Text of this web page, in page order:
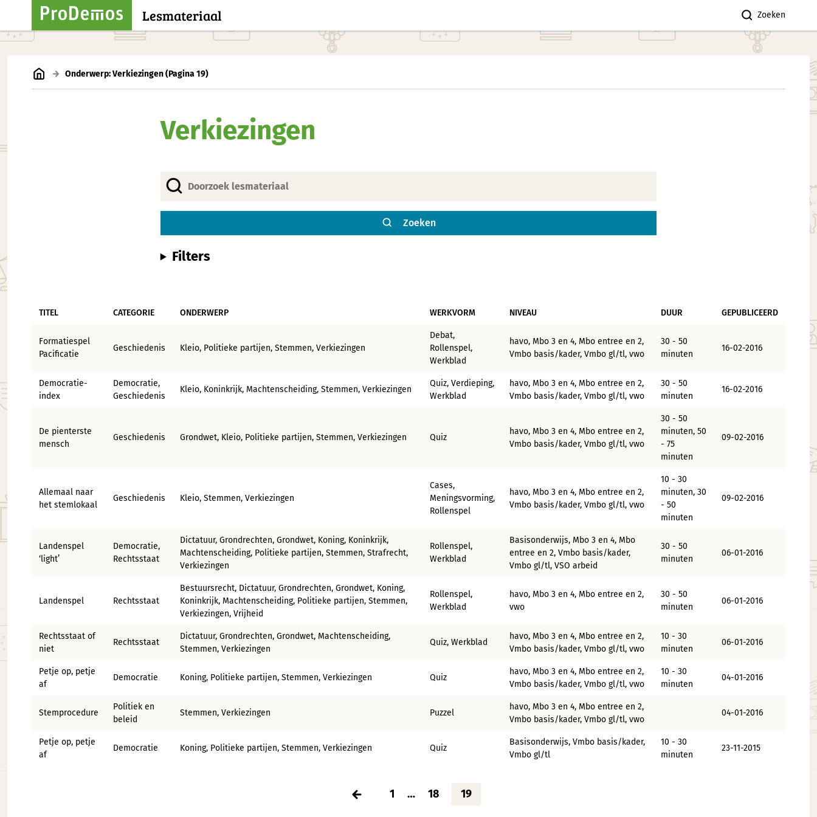
Lesmateriaal Zoeken
Onderwerp: Verkiezingen(Pagina 19)
Verkiezingen
Zoeken
Filters
TITEL CATEGORIE ONDERWERP WERKVORM NIVEAU DUUR GEPUBLICEERD
Formatiespel
Pacificatie
Geschiedenis Kleio, Politieke partijen, Stemmen, Verkiezingen
Debat,
Rollenspel,
Werkblad
havo, Mbo 3 en 4, Mbo entree en 2,
Vmbo basis/kader, Vmbo gl/tl, vwo
30 - 50
minuten
16-02-2016
Democratie-
index
Democratie,
Geschiedenis
Kleio, Koninkrijk, Machtenscheiding, Stemmen, Verkiezingen
Quiz, Verdieping,
Werkblad
havo, Mbo 3 en 4, Mbo entree en 2,
Vmbo basis/kader, Vmbo gl/tl, vwo
30 - 50
minuten
16-02-2016
De pienterste
mensch
Geschiedenis Grondwet, Kleio, Politieke partijen, Stemmen, Verkiezingen Quiz
havo, Mbo 3 en 4, Mbo entree en 2,
Vmbo basis/kader, Vmbo gl/tl, vwo
30 - 50
minuten, 50
- 75
minuten
09-02-2016
Allemaal naar
het stemlokaal
Geschiedenis Kleio, Stemmen, Verkiezingen
Cases,
Meningsvorming,
Rollenspel
havo, Mbo 3 en 4, Mbo entree en 2,
Vmbo basis/kader, Vmbo gl/tl, vwo
10 - 30
minuten, 30
- 50
minuten
09-02-2016
Landenspel
‘light’
Democratie,
Rechtsstaat
Dictatuur, Grondrechten, Grondwet, Koning, Koninkrijk,
Machtenscheiding, Politieke partijen, Stemmen, Strafrecht,
Verkiezingen
Rollenspel,
Werkblad
Basisonderwijs, Mbo 3 en 4, Mbo
entree en 2, Vmbo basis/kader,
Vmbo gl/tl, VSO arbeid
30 - 50
minuten
06-01-2016
Landenspel Rechtsstaat
Bestuursrecht, Dictatuur, Grondrechten, Grondwet, Koning,
Koninkrijk, Machtenscheiding, Politieke partijen, Stemmen,
Verkiezingen, Vrijheid
Rollenspel,
Werkblad
havo, Mbo 3 en 4, Mbo entree en 2,
vwo
30 - 50
minuten
06-01-2016
Rechtsstaat of
niet
Rechtsstaat
Dictatuur, Grondrechten, Grondwet, Machtenscheiding,
Stemmen, Verkiezingen
Quiz, Werkblad
havo, Mbo 3 en 4, Mbo entree en 2,
Vmbo basis/kader, Vmbo gl/tl, vwo
10 - 30
minuten
06-01-2016
Petje op, petje
af
Democratie Koning, Politieke partijen, Stemmen, Verkiezingen Quiz
havo, Mbo 3 en 4, Mbo entree en 2,
Vmbo basis/kader, Vmbo gl/tl, vwo
10 - 30
minuten
04-01-2016
Stemprocedure
Politiek en
beleid
Stemmen, Verkiezingen Puzzel
havo, Mbo 3 en 4, Mbo entree en 2,
Vmbo basis/kader, Vmbo gl/tl, vwo
04-01-2016
Petje op, petje
af
Democratie Koning, Politieke partijen, Stemmen, Verkiezingen Quiz
Basisonderwijs, Vmbo basis/kader,
Vmbo gl/tl
10 - 30
minuten
23-11-2015
1 … 18 19